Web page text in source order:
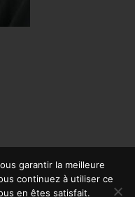
OFFPIX COMMUNICATION
garantir la meilleure
continuez à utiliser ce
en êtes satisfait.